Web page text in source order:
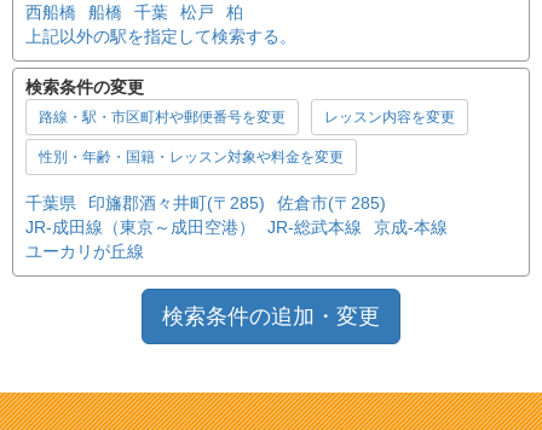
西船橋
船橋 千葉 松戸
柏
上記以外の駅を指定して検索する。
検索条件の変更
路線・駅・市区町村や郵便番号を変更 レッスン内容を変更
性別・年齢・国籍・レッスン対象や料金を変更
千葉県 印旛郡酒々井町(〒285)
佐倉市(〒285)
JR-成田線（東京～成田空港）
JR-総武本線
京成-本線
ユーカリが丘線
検索条件の追加・変更